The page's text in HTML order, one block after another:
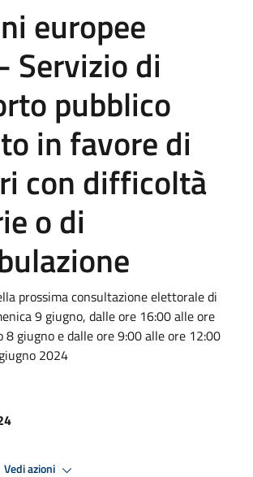
europee
Servizio di
pubblico
in favore di
con difficoltà
o di
prossima consultazione elettorale di
9 giugno, dalle ore 16:00 alle ore
8 giugno e dalle ore 9:00 alle ore 12:00
2024
Vedi azioni